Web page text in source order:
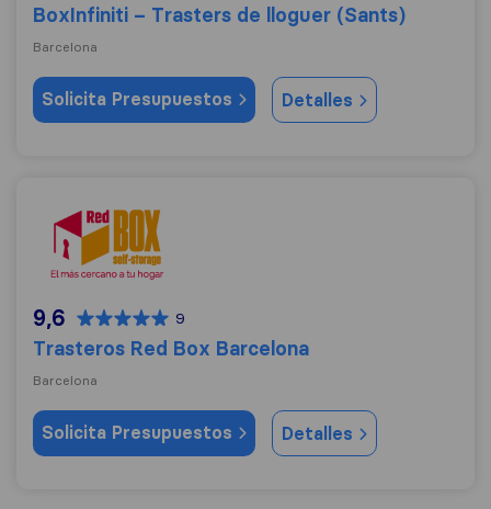
BoxInfiniti – Trasters de lloguer (Sants)
Barcelona
Solicita Presupuestos Detalles
Trasteros Red Box Barcelona
9,6 9
Trasteros Red Box Barcelona
Barcelona
Solicita Presupuestos Detalles